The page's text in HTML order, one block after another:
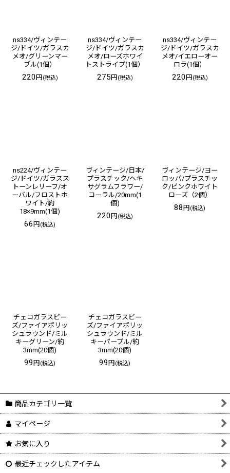
ns334/ヴィンテー
ジ/ドイツ/ガラスカ
メオ/グリーンマー
ブル(1個）
220 円 (税込)
ns334/ヴィンテー
ジ/ドイツ/ガラスカ
メオ/ローズホワイ
トストライプ(1個）
275 円 (税込)
ns334/ヴィンテー
ジ/ドイツ/ガラスカ
メオ/イエローオー
ロラ(1個）
220 円 (税込)
ns224/ヴィンテー
ジ/ドイツ/ガラスス
トーンレリーフ/オ
ーバル/フロストホ
ワイト/約
18×9mm(1個)
66円 (税込)
ヴィンテージ/日本/
プラスチック/ヘキ
サグラムフラワー/
コーラル/20mm(1
個)
220 円 (税込)
ヴィンテージ/ヨー
ロッパ/プラスチッ
ク/ピンクホワイト
ローズ（2個）
88円 (税込)
チェコガラスビー
ズ/ファイアポリッ
シュラウンド/ミル
キーグリーン/約
3mm(20個)
99円 (税込)
チェコガラスビー
ズ/ファイアポリッ
シュラウンド/ミル
キーパープル/約
3mm(20個)
99円 (税込)
商品カテゴリ一覧
マイページ
お気に入り
最近チェックしたアイテム